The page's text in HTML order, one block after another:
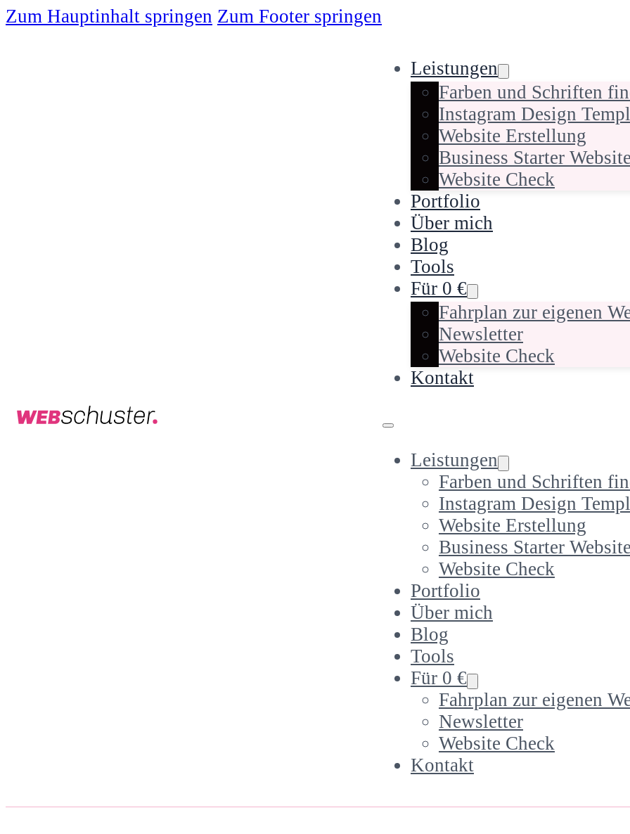
Zum Hauptinhalt springen Zum Footer springen
Leistungen
Farben und Schriften
Instagram Design
Website Erstellung
Business Starter Website
Website Check
Portfolio
Über mich
Blog
Tools
Für 0 €
Fahrplan zur eigenen
Newsletter
Website Check
Kontakt
Leistungen
Farben und Schriften
Instagram Design
Website Erstellung
Business Starter Website
Website Check
Portfolio
Über mich
Blog
Tools
Für 0 €
Fahrplan zur eigenen
Newsletter
Website Check
Kontakt